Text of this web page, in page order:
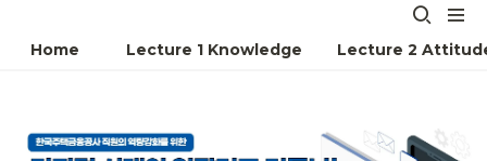
Home Lecture 1 Knowledge Lecture 2